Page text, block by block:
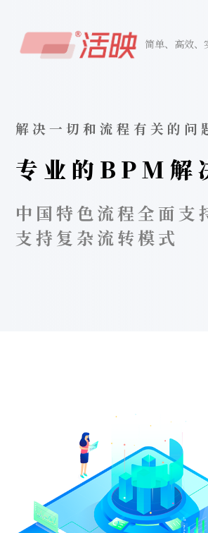
简单、高效、
解决一切和流程有关的问
专业的BPM解
中国特色流程全面支
支持复杂流转模式